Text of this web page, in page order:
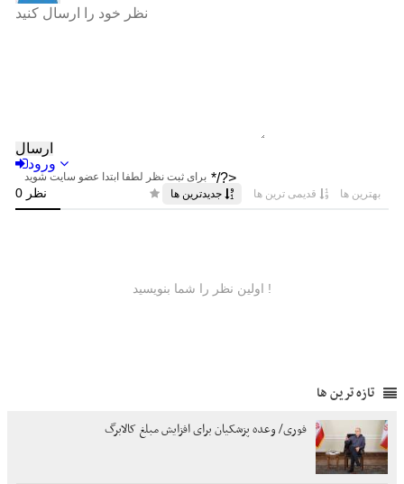
تازه ترین ها
فوری/ وعده پزشکیان برای افزایش مبلغ کالابرگ